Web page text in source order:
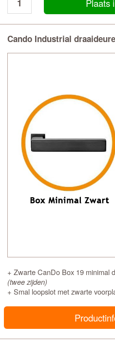
Plaats
Cando Industrial
+ Zwarte CanDo Box 19 minimal
(twee zijden)
+ Smal loopslot met zwarte